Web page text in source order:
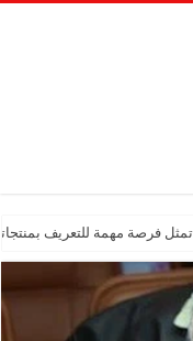
فرصة مهمة للتعريف